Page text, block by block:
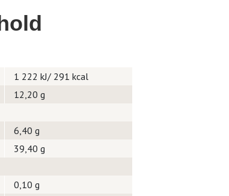
1 222 kJ/ 291 kcal
12,20 g
6,40 g
39,40 g
0,10 g